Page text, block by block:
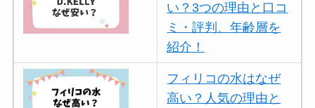
い？3つの理由と口コ
ミ・評判、年齢層を
紹介！
フィリコの水はなぜ
高い？人気の理由と